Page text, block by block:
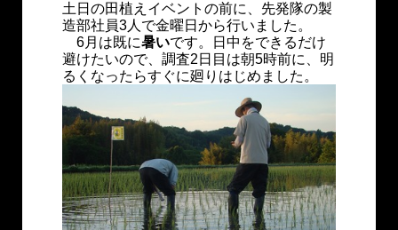
土日の田植えイベントの前に、先発隊の製
造部社員3人で金曜日から行いました。
6月は既に暑いです。日中をできるだけ
避けたいので、調査2日目は朝5時前に、明
るくなったらすぐに廻りはじめました。